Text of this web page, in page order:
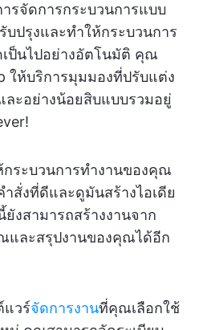
รจัดการกระบวนการแบบ
ปรุงและทำให้กระบวนการ
ป็นไปอย่างอัตโนมัติ คุณ
ให้บริการมุมมองที่ปรับแต่ง
ละอย่างน้อยสิบแบบรวมอยู่
กระบวนการทำงานของคุณ
สั่งที่ดีและดูมันสร้างไอเดีย
ยังสามารถสร้างงานจาก
และสรุปงานของคุณได้อีก
แวร์จัดการงานที่คุณเลือกใช้